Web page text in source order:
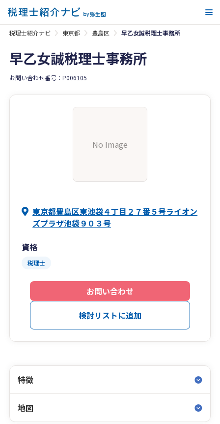
税理士紹介ナビ 東京都 豊島区 早乙女誠税理士事務所
早乙女誠税理士事務所
お問い合わせ番号：P006105
No Image
東京都豊島区東池袋４丁目２７番５号ライオン
ズプラザ池袋９０３号
資格
税理士
お問い合わせ
検討リストに追加
特徴
地図